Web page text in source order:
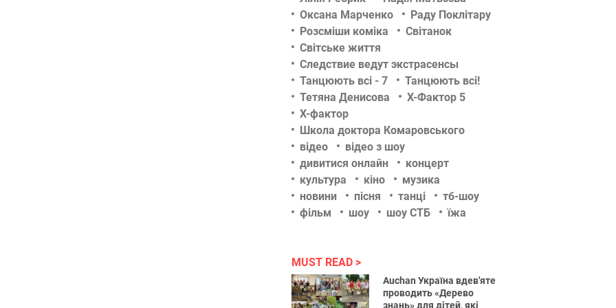
Оксана Марченко
Раду Поклітару
Розсміши коміка
Світанок
Світське життя
Следствие ведут экстрасенсы
Танцюють всі - 7
Танцюють всі!
Тетяна Денисова
Х-Фактор 5
Х-фактор
Школа доктора Комаровського
відео
відео з шоу
дивитися онлайн
концерт
культура
кіно
музика
новини
пісня танці
тб-шоу
фільм
шоу шоу СТБ їжа
MUST READ
Auchan Україна вдев'яте
проводить «Дерево
знань» для дітей, які